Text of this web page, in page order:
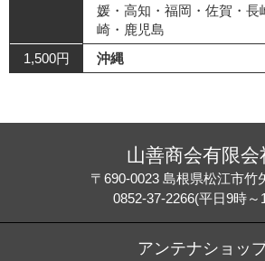
媛・高知・福岡・佐賀・長
崎・鹿児島
1,500円
沖縄
山善商会有限会
〒690-0023 島根県松江市竹
0852-37-2266(平日9時～
アンテナショッ